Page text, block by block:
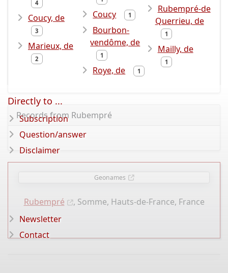
4
Coucy, de
3
Marieux, de
2
Coucy 1
Bourbon-
vendôme, de
1
Roye, de 1
Rubempré-de
Querrieu, de
1
Mailly, de
1
Records from Rubempré
Geonames
Rubempré , Somme, Hauts-de-France, France
Directly to ...
Subscription
Question/answer
Disclaimer
Newsletter
Contact